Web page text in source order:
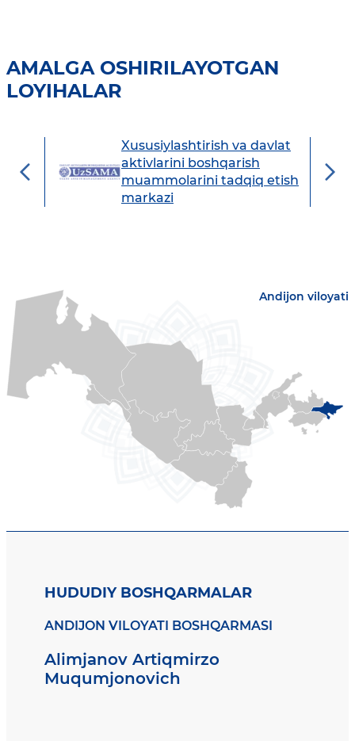
AMALGA OSHIRILAYOTGAN
LOYIHALAR
Xususiylashtirish va davlat
aktivlarini boshqarish
muammolarini tadqiq etish
markazi
Andijon viloyati
HUDUDIY BOSHQARMALAR
ANDIJON VILOYATI BOSHQARMASI
Alimjanov Artiqmirzo
Muqumjonovich